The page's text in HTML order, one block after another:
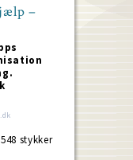
–
stykker